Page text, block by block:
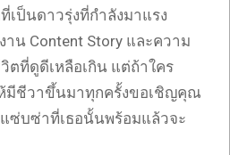
เป็นดาวรุ่งที่กำลังมาแรง
น Content Story และความ
ตที่ดูดีเหลือเกิน แต่ถ้าใคร
มีชีวาขึ้นมาทุกครั้งขอเชิญคุณ
ซ่บซ่าที่เธอนั้นพร้อมแล้วจะ